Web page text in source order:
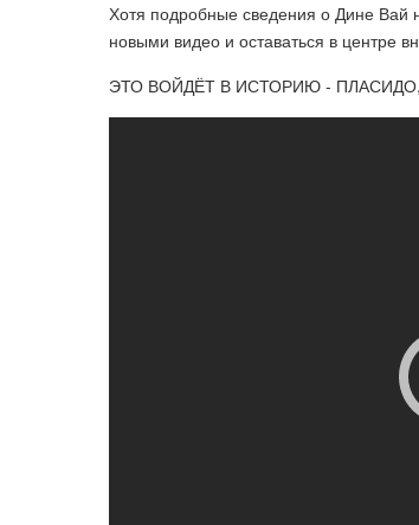
Хотя подробные сведения о Дине Вай
новыми видео и оставаться в центре
ЭТО ВОЙДЁТ В ИСТОРИЮ -